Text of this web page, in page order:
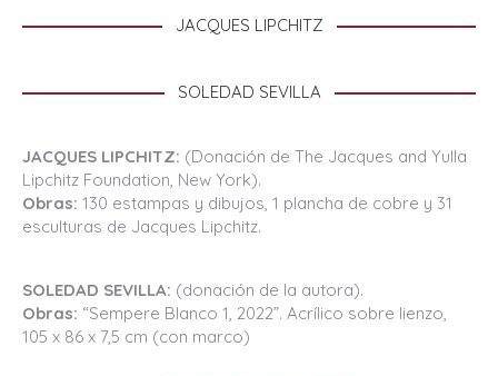
JACQUES LIPCHITZ
SOLEDAD SEVILLA
JACQUES LIPCHITZ: (Donación de The Jacques and Yulla
Lipchitz Foundation, New York).
Obras: 130 estampas y dibujos, 1 plancha de cobre y 31
esculturas de Jacques Lipchitz.
SOLEDAD SEVILLA: (donación de la autora).
Obras: “Sempere Blanco 1, 2022”. Acrílico sobre lienzo,
105 x 86 x 7,5 cm (con marco)